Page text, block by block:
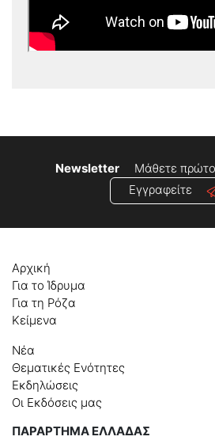
Newsletter
Μάθετε
Εγγραφείτε
Αρχική
Για το Ίδρυμα
Για τη Ρόζα
Κείμενα
Νέα
Θεματικές Ενότητες
Εκδηλώσεις
Οι Εκδόσεις μας
ΠΑΡΑΡΤΗΜΑ ΕΛΛΑΔΑΣ